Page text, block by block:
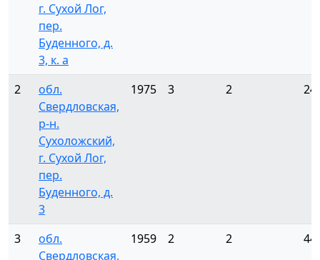
г. Сухой Лог,
пер.
Буденного, д.
3, к. а
2
обл.
Свердловская,
р-н.
Сухоложский,
г. Сухой Лог,
пер.
Буденного, д.
3
1975 3 2 24
3
обл.
Свердловская,
1959 2 2 44